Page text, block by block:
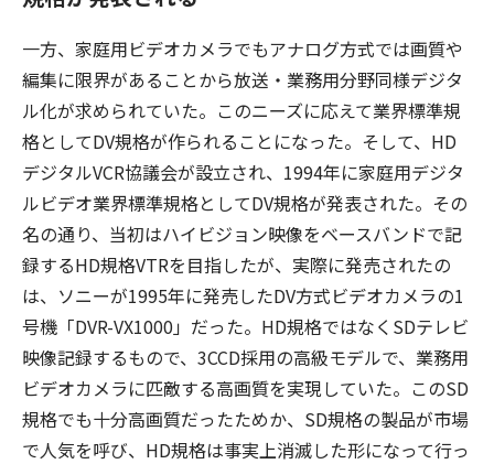
一方、家庭用ビデオカメラでもアナログ方式では画質や
編集に限界があることから放送・業務用分野同様デジタ
ル化が求められていた。このニーズに応えて業界標準規
格としてDV規格が作られることになった。そして、HD
デジタルVCR協議会が設立され、1994年に家庭用デジタ
ルビデオ業界標準規格としてDV規格が発表された。その
名の通り、当初はハイビジョン映像をベースバンドで記
録するHD規格VTRを目指したが、実際に発売されたの
は、ソニーが1995年に発売したDV方式ビデオカメラの1
号機「DVR-VX1000」だった。HD規格ではなくSDテレビ
映像記録するもので、3CCD採用の高級モデルで、業務用
ビデオカメラに匹敵する高画質を実現していた。このSD
規格でも十分高画質だったためか、SD規格の製品が市場
で人気を呼び、HD規格は事実上消滅した形になって行っ